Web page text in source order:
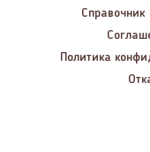
Справочник
Политика